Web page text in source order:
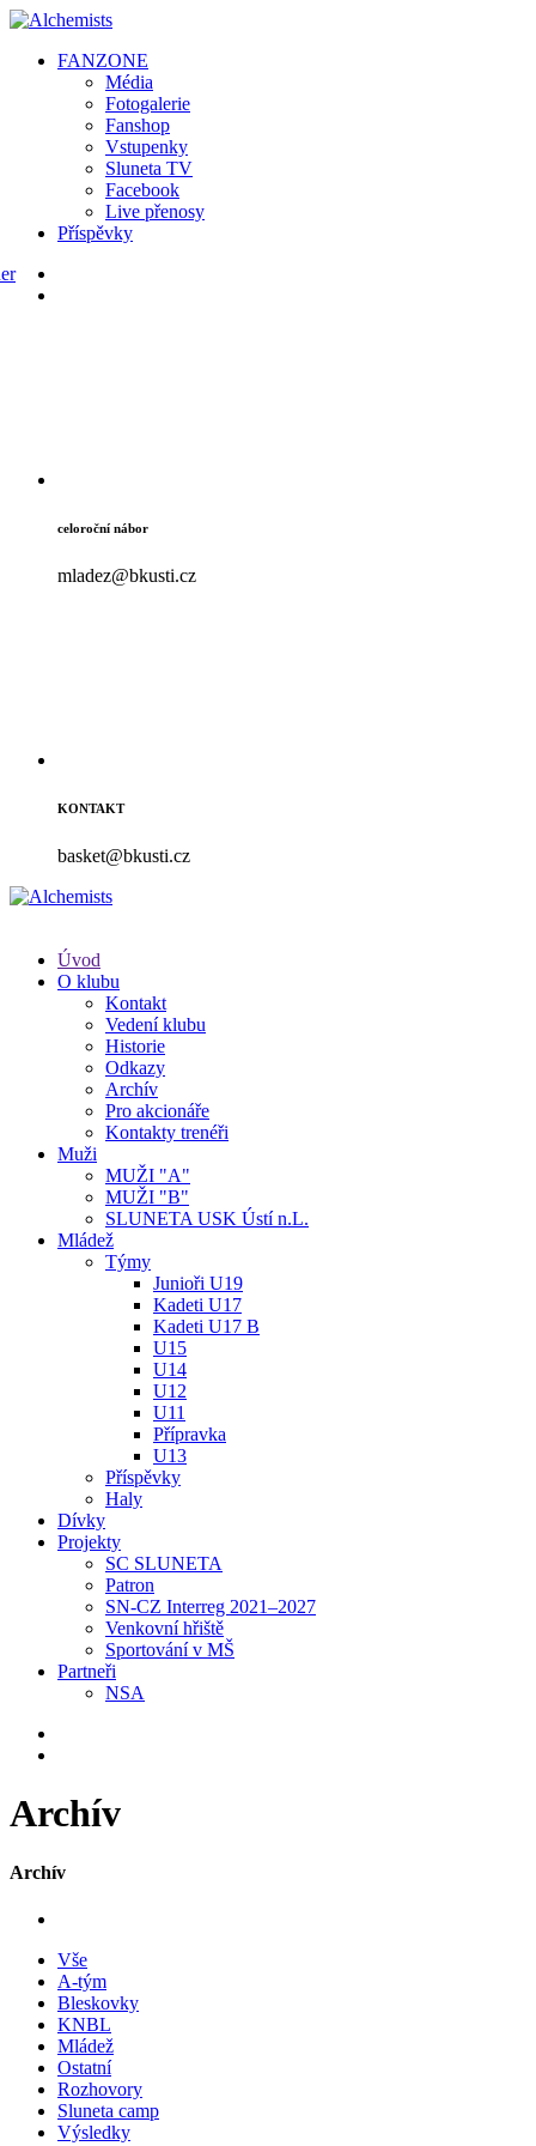
FANZONE
Média
Fotogalerie
Fanshop
Vstupenky
Sluneta TV
Facebook
Live přenosy
Příspěvky
celoroční nábor
mladez@bkusti.cz
KONTAKT
basket@bkusti.cz
Úvod
O klubu
Kontakt
Vedení klubu
Historie
Odkazy
Archív
Pro akcionáře
Kontakty trenéři
Muži
MUŽI "A"
MUŽI "B"
SLUNETA USK Ústí n.L.
Mládež
Týmy
Junioři U19
Kadeti U17
Kadeti U17 B
U15
U14
U12
U11
Přípravka
U13
Příspěvky
Haly
Dívky
Projekty
SC SLUNETA
Patron
SN-CZ Interreg 2021–2027
Venkovní hřiště
Sportování v MŠ
Partneři
NSA
Archív
Archív
Vše
A-tým
Bleskovky
KNBL
Mládež
Ostatní
Rozhovory
Sluneta camp
Výsledky